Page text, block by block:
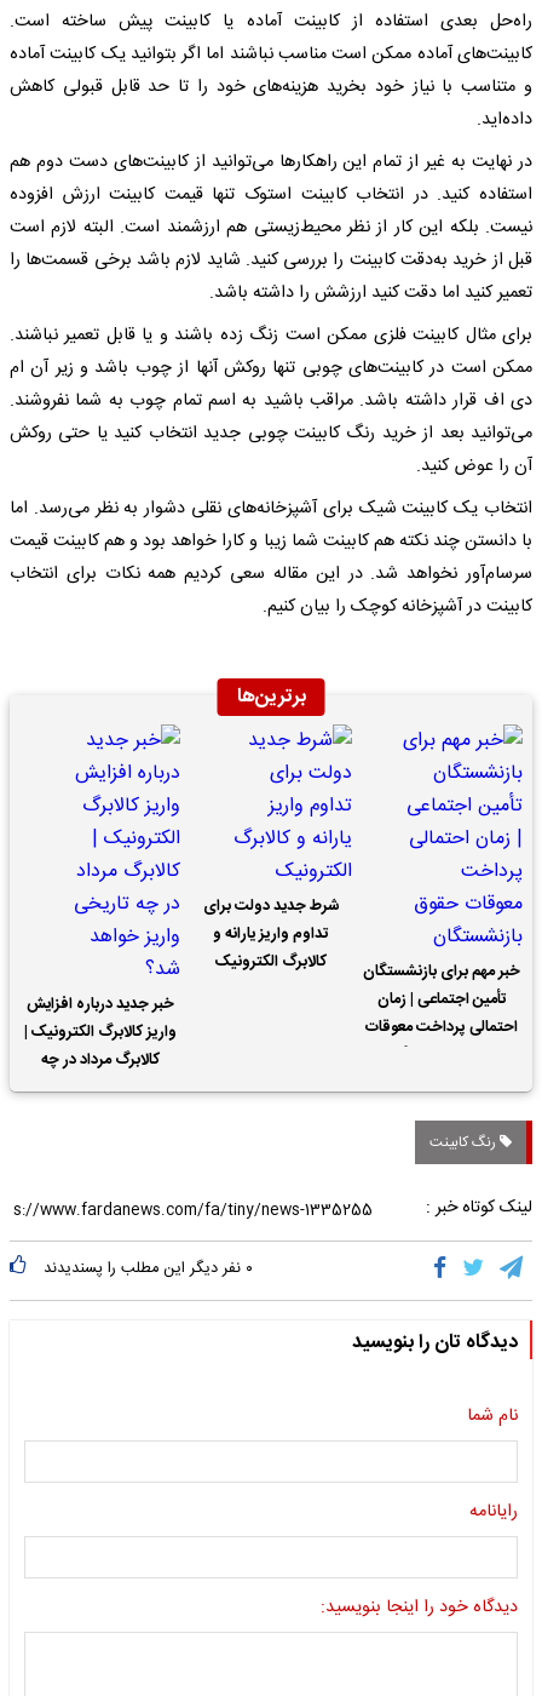
راه‌حل بعدی استفاده از کابینت آماده یا کابینت پیش ساخته است.
کابینت‌های آماده ممکن است مناسب نباشند اما اگر بتوانید یک کابینت آماده
و متناسب با نیاز خود بخرید هزینه‌های خود را تا حد قابل قبولی کاهش
داده‌اید.
در نهایت به غیر از تمام این راهکارها می‌توانید از کابینت‌های دست دوم هم
استفاده کنید. در انتخاب کابینت استوک تنها قیمت کابینت ارزش افزوده
نیست. بلکه این کار از نظر محیط‌زیستی هم ارزشمند است. البته لازم است
قبل از خرید به‌دقت کابینت را بررسی کنید. شاید لازم باشد برخی قسمت‌ها را
تعمیر کنید اما دقت کنید ارزشش را داشته باشد.
برای مثال کابینت فلزی ممکن است زنگ زده باشند و یا قابل تعمیر نباشند.
ممکن است در کابینت‌های چوبی تنها روکش آنها از چوب باشد و زیر آن ام
دی اف قرار داشته باشد. مراقب باشید به اسم تمام چوب به شما نفروشند.
می‌توانید بعد از خرید رنگ کابینت چوبی جدید انتخاب کنید یا حتی روکش
آن را عوض کنید.
انتخاب یک کابینت شیک برای آشپزخانه‌های نقلی دشوار به نظر می‌رسد. اما
با دانستن چند نکته هم کابینت شما زیبا و کارا خواهد بود و هم کابینت قیمت
سرسام‌آور نخواهد شد. در این مقاله سعی کردیم همه نکات برای انتخاب
کابینت در آشپزخانه کوچک را بیان کنیم.
برترین‌ها
خبر مهم برای بازنشستگان
تأمین اجتماعی | زمان
احتمالی پرداخت معوقات
شرط جدید دولت برای
تداوم واریز یارانه و
کالابرگ الکترونیک
خبر جدید درباره افزایش
واریز کالابرگ الکترونیک |
کالابرگ مرداد در چه
تاریخی واریز خواهد شد؟
رنگ کابینت
لینک کوتاه خبر :
۰ نفر دیگر این مطلب را پسندیدند
دیدگاه تان را بنویسید
نام شما
رایانامه
دیدگاه خود را اینجا بنویسید: